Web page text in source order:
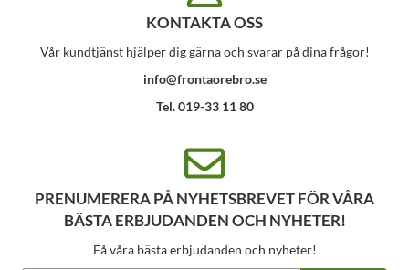
KONTAKTA OSS
Vår kundtjänst hjälper dig gärna och svarar på dina frågor!
info@frontaorebro.se
Tel. 019-33 11 80
PRENUMERERA PÅ NYHETSBREVET FÖR VÅRA
BÄSTA ERBJUDANDEN OCH NYHETER!
Få våra bästa erbjudanden och nyheter!